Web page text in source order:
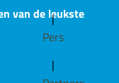
|
Pers
|
van de leukste